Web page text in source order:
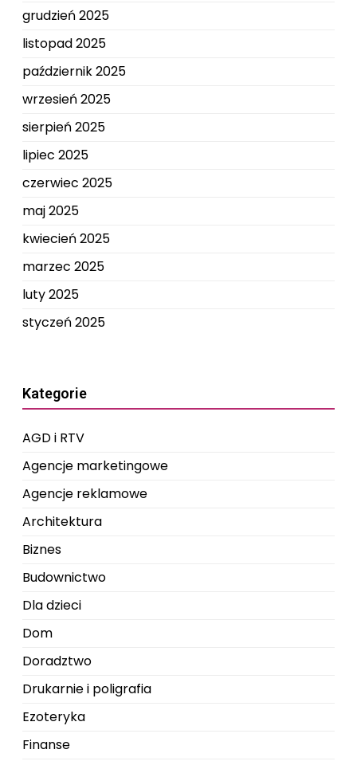
grudzień 2025
listopad 2025
październik 2025
wrzesień 2025
sierpień 2025
lipiec 2025
czerwiec 2025
maj 2025
kwiecień 2025
marzec 2025
luty 2025
styczeń 2025
Kategorie
AGD i RTV
Agencje marketingowe
Agencje reklamowe
Architektura
Biznes
Budownictwo
Dla dzieci
Dom
Doradztwo
Drukarnie i poligrafia
Ezoteryka
Finanse